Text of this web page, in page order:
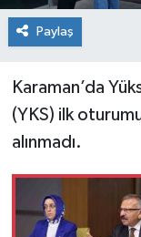
Paylaş
Karaman’da
(YKS) ilk
alınmadı.
Tokat